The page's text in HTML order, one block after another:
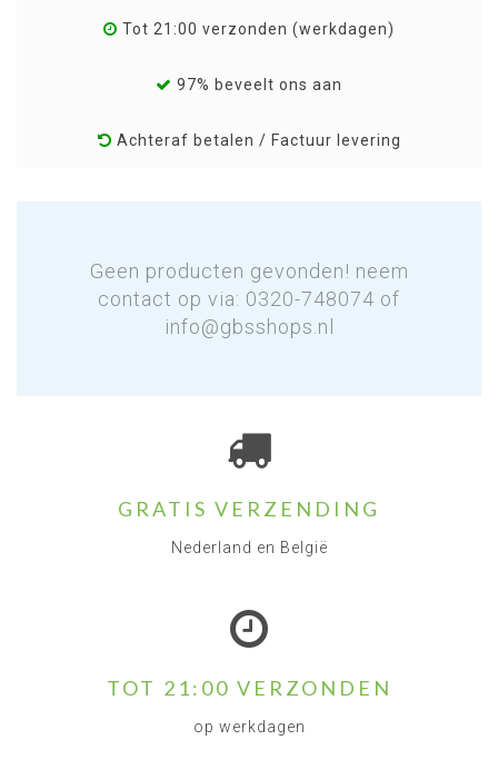
Tot 21:00 verzonden (werkdagen)
97% beveelt ons aan
Achteraf betalen / Factuur levering
Geen producten gevonden! neem
contact op via: 0320-748074 of
info@gbsshops.nl
GRATIS VERZENDING
Nederland en België
TOT 21:00 VERZONDEN
op werkdagen